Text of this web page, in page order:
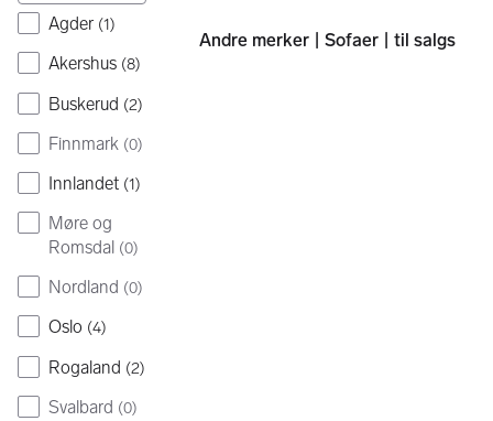
Agder (1)
Akershus (8)
Buskerud (2)
Finnmark (0)
Innlandet (1)
Møre og
Romsdal (0)
Nordland (0)
Oslo (4)
Rogaland (2)
Svalbard (0)
Andre merker | Sofaer | til salgs